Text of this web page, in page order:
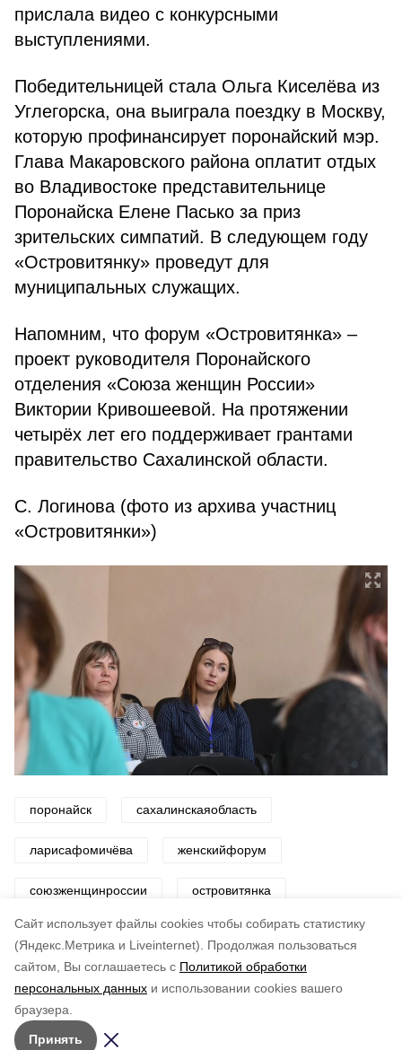
Cайт использует файлы cookies чтобы собирать статистику
(Яндекс.Метрика и Liveinternet).
Продолжая пользоваться
сайтом, Вы соглашаетесь с Политикой обработки
персональных данных и использовании cookies вашего
браузера.
Принять
прислала видео с конкурсными
выступлениями.
Победительницей стала Ольга Киселёва из
Углегорска, она выиграла поездку в Москву,
которую профинансирует поронайский мэр.
Глава Макаровского района оплатит отдых
во Владивостоке представительнице
Поронайска Елене Пасько за приз
зрительских симпатий. В следующем году
«Островитянку» проведут для
муниципальных служащих.
Напомним, что форум «Островитянка» –
проект руководителя Поронайского
отделения «Союза женщин России»
Виктории Кривошеевой. На протяжении
четырёх лет его поддерживает грантами
правительство Сахалинской области.
С. Логинова (фото из архива участниц
«Островитянки»)
поронайск сахалинскаяобласть
ларисафомичёва женскийфорум
союзженщинроссии островитянка
Авторы: ADMIN admin
по оценке
5